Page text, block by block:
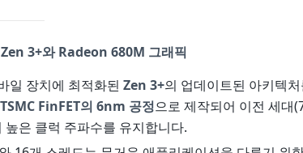
3+와 Radeon 680M 그래픽
일 장치에 최적화된 Zen 3+의 업데이트된 아키텍
TSMC FinFET의 6nm 공정으로 제작되어 이전 세대
은 클럭 주파수를 유지합니다.